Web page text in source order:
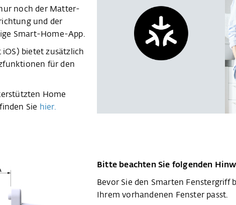
noch der Matter-
und der
Smart-Home-App.
bietet zusätzlich
für den
Home
Sie hier.
Bitte beachten Sie folgenden
Bevor Sie den Smarten Fenstergriff
Ihrem vorhandenen Fenster passt.